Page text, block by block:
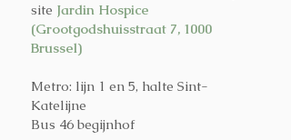
site Jardin Hospice
(Grootgodshuisstraat 7, 1000
Brussel)
Metro: lijn 1 en 5, halte Sint-
Katelijne
Bus 46 begijnhof